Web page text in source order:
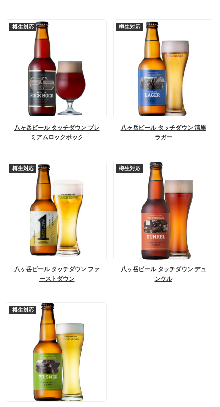
樽生対応
八ヶ岳ビール タッチダウン プレ
ミアムロックボック
樽生対応
八ヶ岳ビール タッチダウン 清里
ラガー
樽生対応
八ヶ岳ビール タッチダウン ファ
ーストダウン
樽生対応
八ヶ岳ビール タッチダウン デュ
ンケル
樽生対応